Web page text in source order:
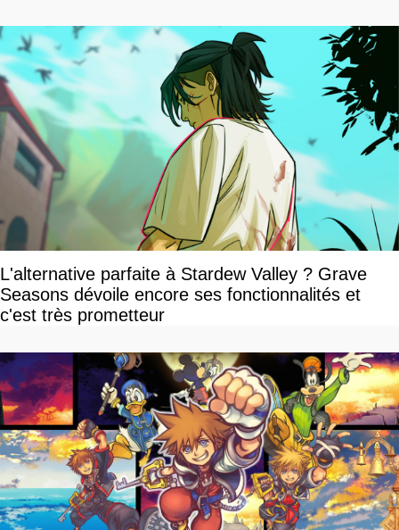
L'alternative parfaite à Stardew Valley ? Grave
Seasons dévoile encore ses fonctionnalités et
c'est très prometteur